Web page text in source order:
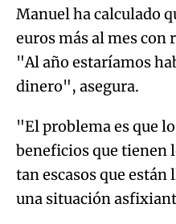
Manuel ha calculado
euros más al mes con
"Al año estaríamos
dinero", asegura.
"El problema es que
beneficios que tienen
tan escasos que
una situación